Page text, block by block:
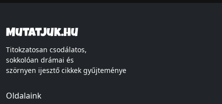
Mutatjuk.hu
Titokzatosan csodálatos,
sokkolóan drámai és
szörnyen ijesztő cikkek gyűjteménye
Oldalaink